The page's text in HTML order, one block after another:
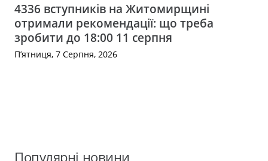
4336 вступників на Житомирщині
отримали рекомендації: що треба
зробити до 18:00 11 серпня
П’ятниця, 7 Серпня, 2026
Популярні новини